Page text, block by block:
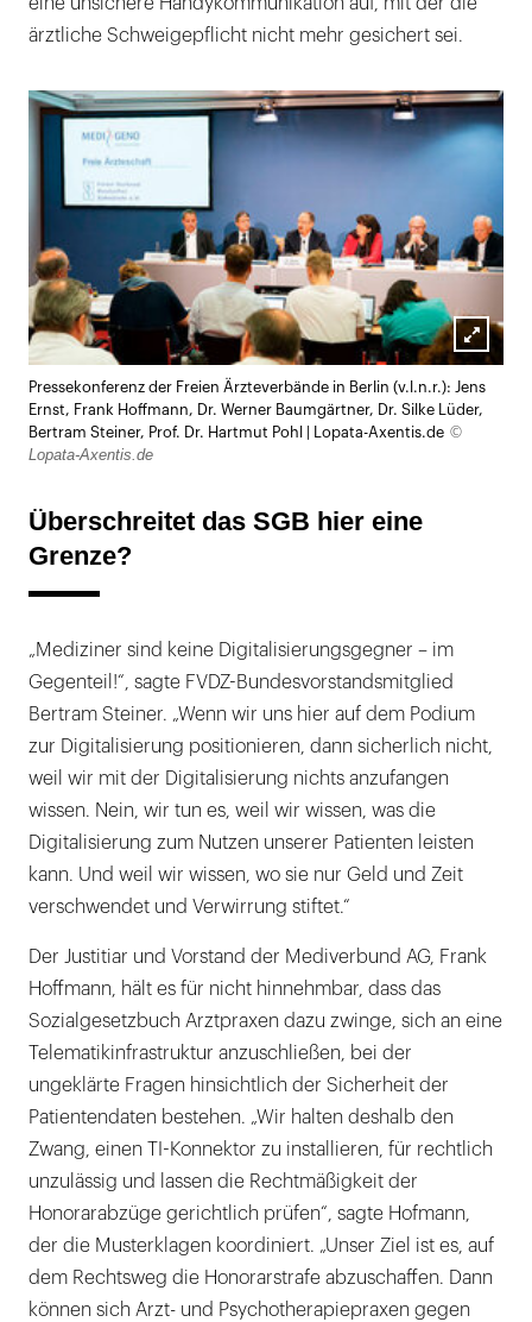
ärztliche Schweigepflicht nicht mehr gesichert sei.
öffnen
Pressekonferenz der Freien Ärzteverbände in Berlin (v.l.n.r.): Jens
Ernst, Frank Hoffmann, Dr. Werner Baumgärtner, Dr. Silke Lüder,
Bertram Steiner, Prof. Dr. Hartmut Pohl | Lopata-Axentis.de ©
Lopata-Axentis.de
Überschreitet das SGB hier eine
Grenze?
„Mediziner sind keine Digitalisierungsgegner – im
Gegenteil!“, sagte FVDZ-Bundesvorstandsmitglied
Bertram Steiner. „Wenn wir uns hier auf dem Podium
zur Digitalisierung positionieren, dann sicherlich nicht,
weil wir mit der Digitalisierung nichts anzufangen
wissen. Nein, wir tun es, weil wir wissen, was die
Digitalisierung zum Nutzen unserer Patienten leisten
kann. Und weil wir wissen, wo sie nur Geld und Zeit
verschwendet und Verwirrung stiftet.“
Der Justitiar und Vorstand der Mediverbund AG, Frank
Hoffmann, hält es für nicht hinnehmbar, dass das
Sozialgesetzbuch Arztpraxen dazu zwinge, sich an eine
Telematikinfrastruktur anzuschließen, bei der
ungeklärte Fragen hinsichtlich der Sicherheit der
Patientendaten bestehen. „Wir halten deshalb den
Zwang, einen TI-Konnektor zu installieren, für rechtlich
unzulässig und lassen die Rechtmäßigkeit der
Honorarabzüge gerichtlich prüfen“, sagte Hofmann,
der die Musterklagen koordiniert. „Unser Ziel ist es, auf
dem Rechtsweg die Honorarstrafe abzuschaffen. Dann
können sich Arzt- und Psychotherapiepraxen gegen